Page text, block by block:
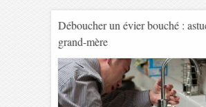
Déboucher un évier bouché :
grand-mère